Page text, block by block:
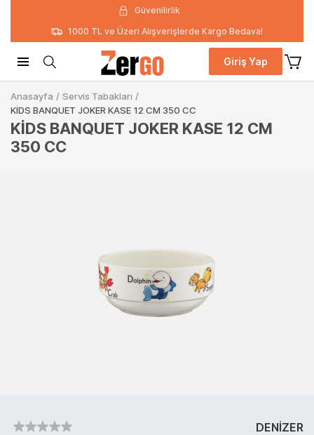
Güvenilirlik
1000 TL ve Üzeri Alışverişlerde Kargo Bedava!
Giriş Yap
Anasayfa / Servis Tabakları /
KİDS BANQUET JOKER KASE 12 CM 350 CC
KİDS BANQUET JOKER KASE 12 CM
350 CC
DENİZER